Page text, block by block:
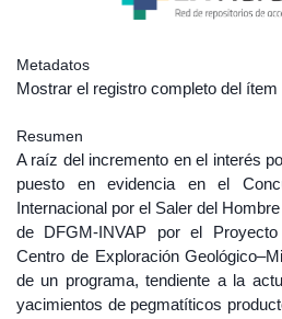
Metadatos
Mostrar el registro completo del ítem
Resumen
A raíz del incremento en el interés
puesto en evidencia en el
Internacional por el Saler del
de DFGM-INVAP por el
Centro de Exploración
de un programa, tendiente a la
yacimientos de pegmatíticos